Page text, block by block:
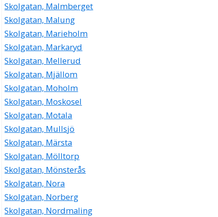
Skolgatan, Malmberget
Skolgatan, Malung
Skolgatan, Marieholm
Skolgatan, Markaryd
Skolgatan, Mellerud
Skolgatan, Mjällom
Skolgatan, Moholm
Skolgatan, Moskosel
Skolgatan, Motala
Skolgatan, Mullsjö
Skolgatan, Märsta
Skolgatan, Mölltorp
Skolgatan, Mönsterås
Skolgatan, Nora
Skolgatan, Norberg
Skolgatan, Nordmaling